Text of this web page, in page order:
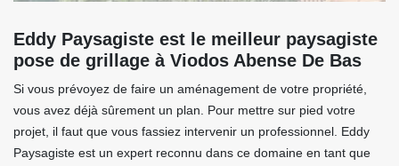
Eddy Paysagiste est le meilleur paysagiste
pose de grillage à Viodos Abense De Bas
Si vous prévoyez de faire un aménagement de votre propriété,
vous avez déjà sûrement un plan. Pour mettre sur pied votre
projet, il faut que vous fassiez intervenir un professionnel. Eddy
Paysagiste est un expert reconnu dans ce domaine en tant que